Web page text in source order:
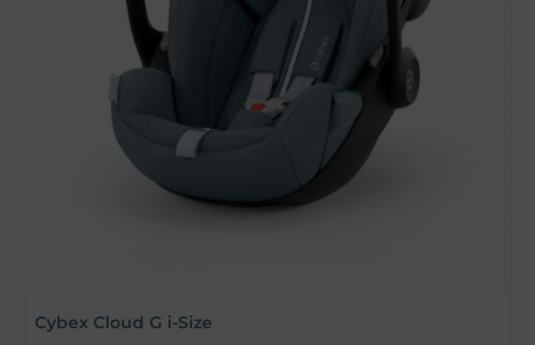
Cybex Cloud G i-Size